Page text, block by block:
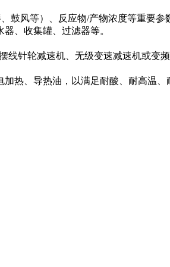
鼓风等）、反应物/产物浓度等重要参
、收集罐、过滤器等。
线针轮减速机、无级变速减速机或变
热、导热油，以满足耐酸、耐高温、